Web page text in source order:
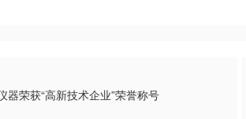
器荣获“高新技术企业”荣誉称号